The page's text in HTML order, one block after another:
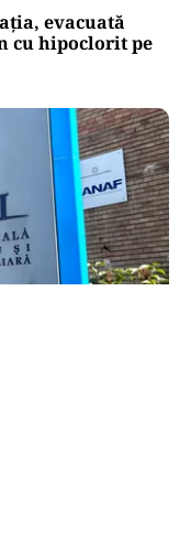
evacuată
cu hipoclorit pe